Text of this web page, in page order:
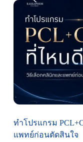
ทำโปรแกรม
แพทย์ก่อนตัดสินใจ